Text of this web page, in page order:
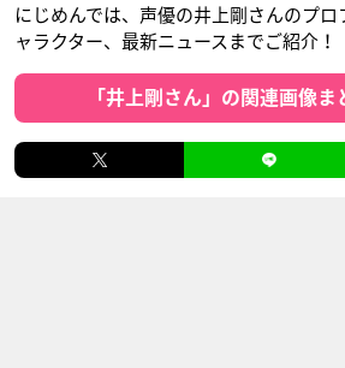
にじめんでは、声優の井上剛さんのプ
ャラクター、最新ニュースまでご紹介！
「井上剛さん」の関連画像ま